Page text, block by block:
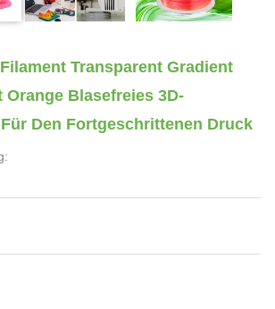
Transparent Gradient
Orange Blasefreies 3D-
Den Fortgeschrittenen Druck